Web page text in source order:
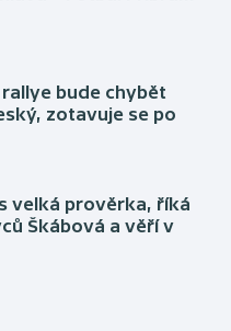
bude chybět
zotavuje se po
velká prověrka, říká
Škábová a věří v